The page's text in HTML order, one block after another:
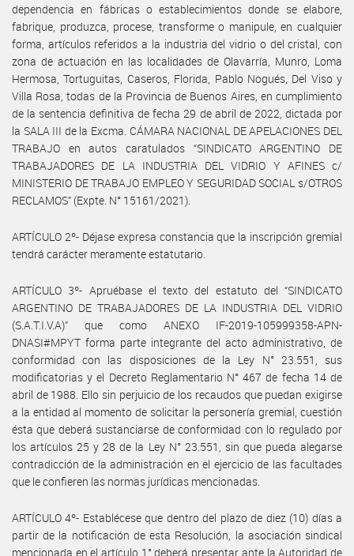
dependencia en fábricas o establecimientos donde se elabore,
fabrique, produzca, procese, transforme o manipule, en cualquier
forma, artículos referidos a la industria del vidrio o del cristal, con
zona de actuación en las localidades de Olavarría, Munro, Loma
Hermosa, Tortuguitas, Caseros, Florida, Pablo Nogués, Del Viso y
Villa Rosa, todas de la Provincia de Buenos Aires, en cumplimiento
de la sentencia definitiva de fecha 29 de abril de 2022, dictada por
la SALA III de la Excma. CÁMARA NACIONAL DE APELACIONES DEL
TRABAJO en autos caratulados “SINDICATO ARGENTINO DE
TRABAJADORES DE LA INDUSTRIA DEL VIDRIO Y AFINES c/
MINISTERIO DE TRABAJO EMPLEO Y SEGURIDAD SOCIAL s/OTROS
RECLAMOS” (Expte. N° 15161/2021).
ARTÍCULO 2º- Déjase expresa constancia que la inscripción gremial
tendrá carácter meramente estatutario.
ARTÍCULO 3º- Apruébase el texto del estatuto del “SINDICATO
ARGENTINO DE TRABAJADORES DE LA INDUSTRIA DEL VIDRIO
(S.A.T.I.V.A)” que como ANEXO IF-2019-105999358-APN-
DNASI#MPYT forma parte integrante del acto administrativo, de
conformidad con las disposiciones de la Ley N° 23.551, sus
modificatorias y el Decreto Reglamentario N° 467 de fecha 14 de
abril de 1988. Ello sin perjuicio de los recaudos que puedan exigirse
a la entidad al momento de solicitar la personería gremial, cuestión
ésta que deberá sustanciarse de conformidad con lo regulado por
los artículos 25 y 28 de la Ley N° 23.551, sin que pueda alegarse
contradicción de la administración en el ejercicio de las facultades
que le confieren las normas jurídicas mencionadas.
ARTÍCULO 4º- Establécese que dentro del plazo de diez (10) días a
partir de la notificación de esta Resolución, la asociación sindical
mencionada en el artículo 1° deberá presentar ante la Autoridad de